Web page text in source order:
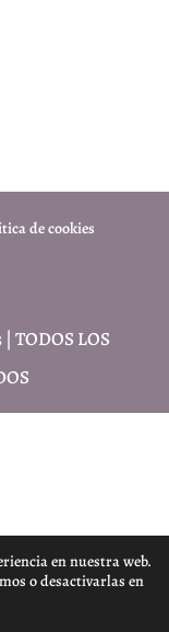
de cookies
TODOS LOS
en nuestra web.
o desactivarlas en